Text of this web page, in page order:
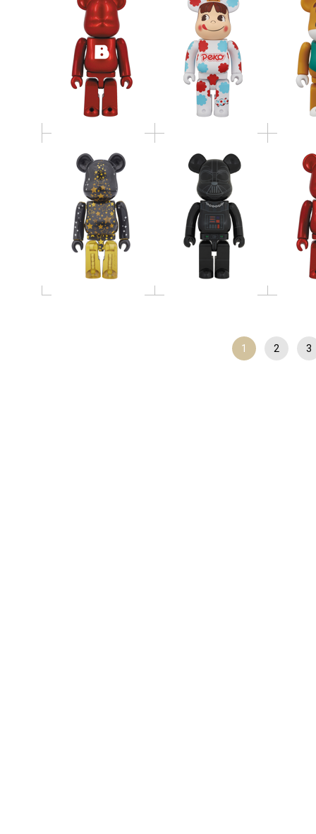
2013 Xmas
BE@RBRICK クリスマ
スツリーベアブリック
BE@RBRICK DARTH
VADER(TM) 1000％
1 2 3